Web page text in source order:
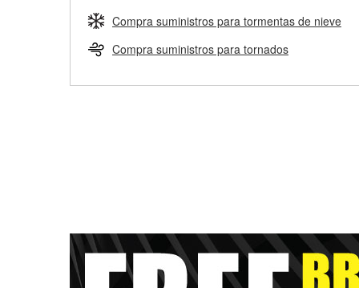
Compra suministros para tormentas de nieve
Compra suministros para tornados